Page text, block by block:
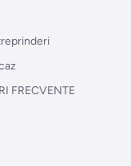
FRECVENTE